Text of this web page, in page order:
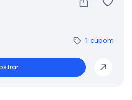
1 cupom